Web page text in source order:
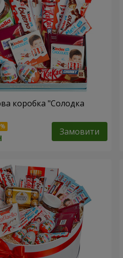
коробка "Солодка
Замовити